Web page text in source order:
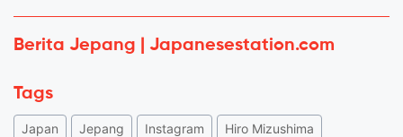
Berita Jepang | Japanesestation.com
Tags
Japan Jepang Instagram Hiro Mizushima